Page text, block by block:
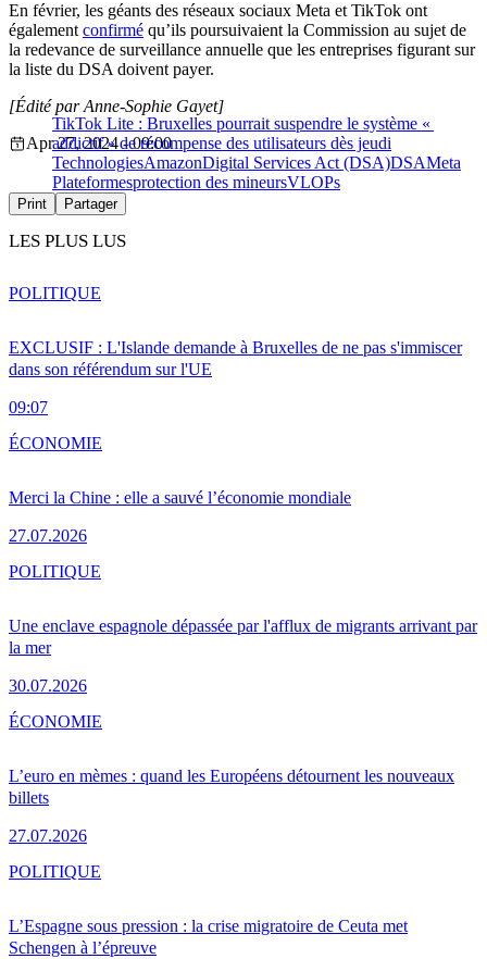
En février, les géants des réseaux sociaux Meta et TikTok ont
également confirmé qu’ils poursuivaient la Commission au sujet de
la redevance de surveillance annuelle que les entreprises figurant sur
la liste du DSA doivent payer.
TikTok Lite : Bruxelles pourrait suspendre le système «
addictif » de récompense des utilisateurs dès jeudi
[Édité par Anne-Sophie Gayet]
Apr 27, 2024 - 09:00
TechnologiesAmazonDigital Services Act (DSA)DSAMeta
Plateformesprotection des mineursVLOPs
Print Partager
LES PLUS LUS
EXCLUSIF : L'Islande demande à Bruxelles de ne pas s'immiscer
dans son référendum sur l'UE
09:07
POLITIQUE
Merci la Chine : elle a sauvé l’économie mondiale
27.07.2026
ÉCONOMIE
Une enclave espagnole dépassée par l'afflux de migrants arrivant par
la mer
30.07.2026
POLITIQUE
L’euro en mèmes : quand les Européens détournent les nouveaux
billets
27.07.2026
ÉCONOMIE
L’Espagne sous pression : la crise migratoire de Ceuta met
Schengen à l’épreuve
POLITIQUE